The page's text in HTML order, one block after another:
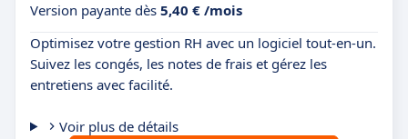
Version payante dès 5,40 € /mois
Optimisez votre gestion RH avec un logiciel tout-en-un.
Suivez les congés, les notes de frais et gérez les
entretiens avec facilité.
Voir plus de détails